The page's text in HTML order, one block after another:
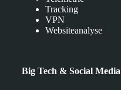
Tracking
VPN
Websiteanalyse
Big Tech & Social Media